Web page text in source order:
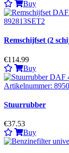
Buy
Remschijfset (2
€114.99
Buy
Stuurrubber
€37.53
Buy